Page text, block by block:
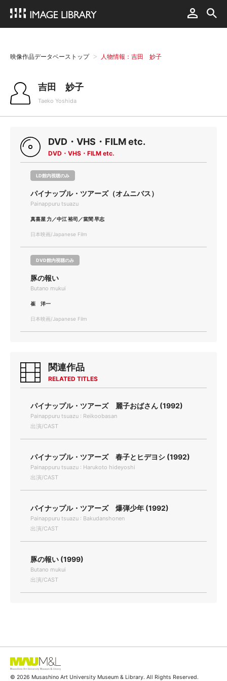
映像作品データベーストップ 人物情報：吉田 妙子
吉田 妙子
Taeko Yoshida
DVD・VHS・FILM etc.
DVD・VHS・FILM etc.
LD館内視聴のみ
パイナップル・ツアーズ（オムニバス）
Painappuru tsuazu
真喜屋 力／中江 裕司／當間 早志
日本映画/Japanese Film
DVD館内視聴のみ
豚の報い
Butano mukui
崔 洋一
日本映画/Japanese Film
関連作品
RELATED TITLES
パイナップル・ツアーズ 麗子おばさん (1992)
Painappuru tsuazu : Reikoobasan
出演/CAST
パイナップル・ツアーズ 春子とヒデヨシ (1992)
Painappuru tsuazu : Harukoto hideyoshi
出演/CAST
パイナップル・ツアーズ 爆弾少年 (1992)
Painappuru tsuazu : Bakudanshonen
出演/CAST
豚の報い (1999)
Butano mukui
出演/CAST
© 2026 Musashino Art University Museum & Library. All Rights Reserved.